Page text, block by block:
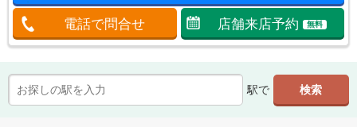
電話で問合せ 店舗来店予約 無料
駅で